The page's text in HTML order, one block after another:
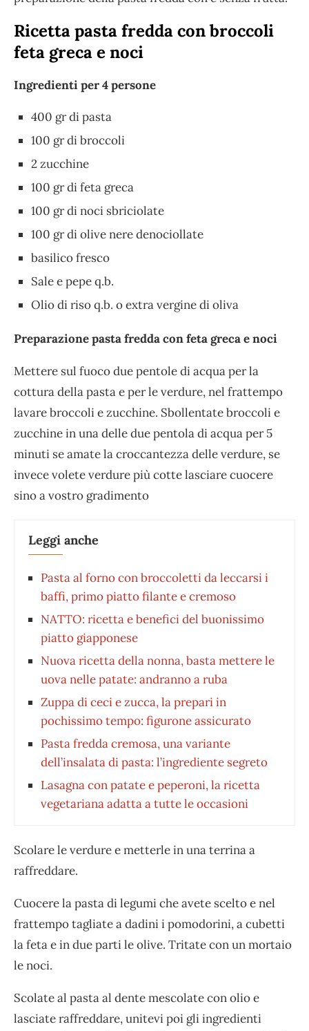
Ricetta pasta fredda con broccoli
feta greca e noci
Ingredienti per 4 persone
400 gr di pasta
100 gr di broccoli
2 zucchine
100 gr di feta greca
100 gr di noci sbriciolate
100 gr di olive nere denociollate
basilico fresco
Sale e pepe q.b.
Olio di riso q.b. o extra vergine di oliva
Preparazione pasta fredda con feta greca e noci
Mettere sul fuoco due pentole di acqua per la
cottura della pasta e per le verdure, nel frattempo
lavare broccoli e zucchine. Sbollentate broccoli e
zucchine in una delle due pentola di acqua per 5
minuti se amate la croccantezza delle verdure, se
invece volete verdure più cotte lasciare cuocere
sino a vostro gradimento
Leggi anche
Pasta al forno con broccoletti da leccarsi i
baffi, primo piatto filante e cremoso
NATTO: ricetta e benefici del buonissimo
piatto giapponese
Nuova ricetta della nonna, basta mettere le
uova nelle patate: andranno a ruba
Zuppa di ceci e zucca, la prepari in
pochissimo tempo: figurone assicurato
Pasta fredda cremosa, una variante
dell’insalata di pasta: l’ingrediente segreto
Lasagna con patate e peperoni, la ricetta
vegetariana adatta a tutte le occasioni
Scolare le verdure e metterle in una terrina a
raffreddare.
Cuocere la pasta di legumi che avete scelto e nel
frattempo tagliate a dadini i pomodorini, a cubetti
la feta e in due parti le olive. Tritate con un mortaio
le noci.
Scolate al pasta al dente mescolate con olio e
lasciate raffreddare, unitevi poi gli ingredienti